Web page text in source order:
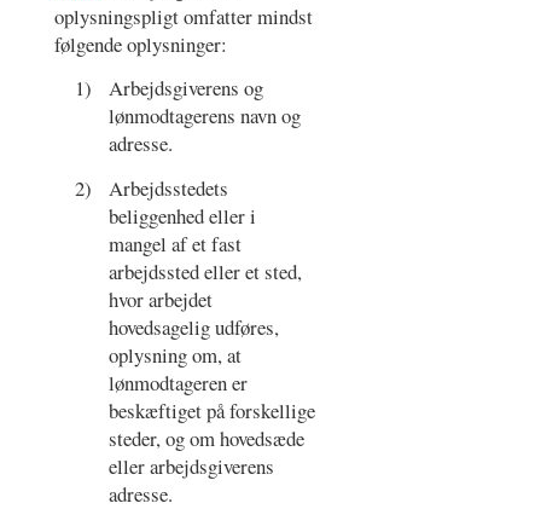
oplysningspligt omfatter mindst
følgende oplysninger:
1)
Arbejdsgiverens og
lønmodtagerens navn og
adresse.
2)
Arbejdsstedets
beliggenhed eller i
mangel af et fast
arbejdssted eller et sted,
hvor arbejdet
hovedsagelig udføres,
oplysning om, at
lønmodtageren er
beskæftiget på forskellige
steder, og om hovedsæde
eller arbejdsgiverens
adresse.